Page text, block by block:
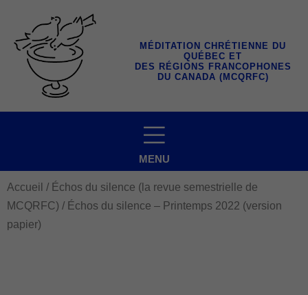
contenu
MÉDITATION CHRÉTIENNE DU
QUÉBEC ET
DES RÉGIONS FRANCOPHONES
DU CANADA (MCQRFC)
MENU
Accueil / Échos du silence (la revue semestrielle de
MCQRFC) / Échos du silence – Printemps 2022 (version
papier)